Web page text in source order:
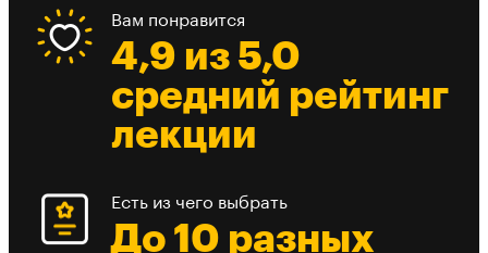
Вам понравится
4,9 из 5,0
средний рейтинг
лекции
Есть из чего выбрать
До 10 разных